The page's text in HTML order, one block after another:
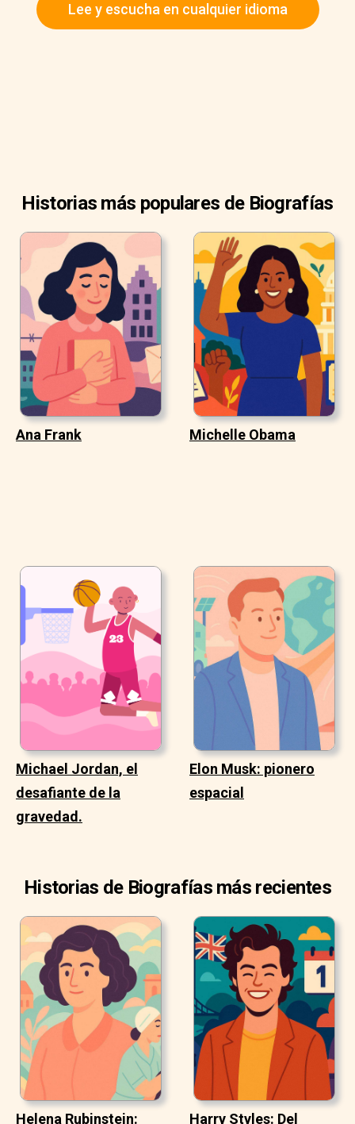
brillante palazzo jumper morado – cantó a todo pulmon
Lee y escucha en cualquier idioma
Historias más populares de Biografías
Ana Frank Michelle Obama
Michael Jordan, el
desafiante de la
gravedad.
Elon Musk: pionero
espacial
Historias de Biografías más recientes
Helena Rubinstein: Harry Styles: Del